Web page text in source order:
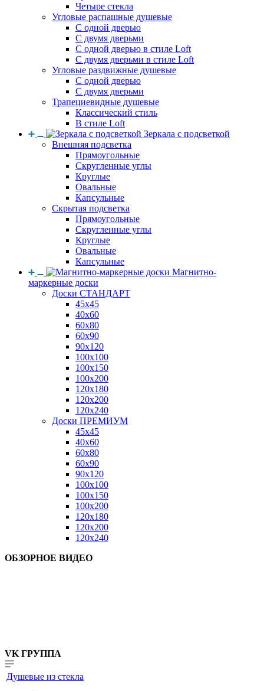
Четыре стекла
Угловые распашные душевые
С одной дверью
С двумя дверьми
С одной дверью в стиле Loft
С двумя дверьми в стиле Loft
Угловые раздвижные душевые
С одной дверью
С двумя дверьми
Трапециевидные душевые
Классический стиль
В стиле Loft
Зеркала с подсветкой
Внешняя подсветка
Прямоугольные
Скругленные углы
Круглые
Овальные
Капсульные
Скрытая подсветка
Прямоугольные
Скругленные углы
Круглые
Овальные
Капсульные
Магнитно-
маркерные доски
Доски СТАНДАРТ
45x45
40x60
60x80
60x90
90x120
100x100
100x150
100x200
120x180
120x200
120x240
Доски ПРЕМИУМ
45x45
40x60
60x80
60x90
90x120
100x100
100x150
100x200
120x180
120x200
120x240
ОБЗОРНОЕ ВИДЕО
VK ГРУППА
Душевые из стекла